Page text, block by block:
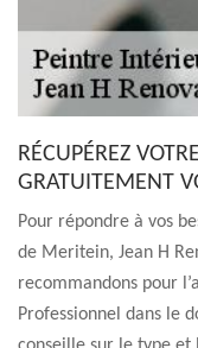
RÉCUPÉREZ
GRATUITEMENT
Pour répondre à vos
de Meritein, Jean H
recommandons pour
Professionnel dans le